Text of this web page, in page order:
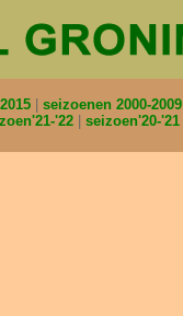
seizoenen 2000-2009
'22 seizoen'20-'21